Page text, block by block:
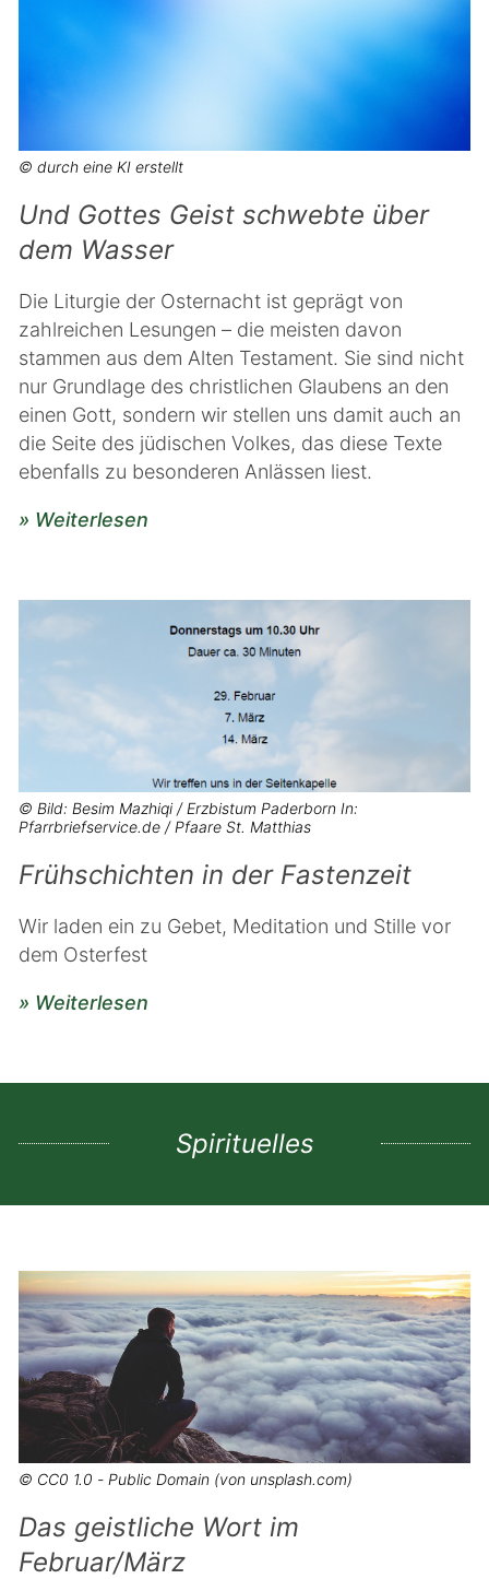
© durch eine KI erstellt
Und Gottes Geist schwebte über
dem Wasser
Die Liturgie der Osternacht ist geprägt von
zahlreichen Lesungen – die meisten davon
stammen aus dem Alten Testament. Sie sind nicht
nur Grundlage des christlichen Glaubens an den
einen Gott, sondern wir stellen uns damit auch an
die Seite des jüdischen Volkes, das diese Texte
ebenfalls zu besonderen Anlässen liest.
» Weiterlesen
© Bild: Besim Mazhiqi / Erzbistum Paderborn In:
Pfarrbriefservice.de / Pfaare St. Matthias
Frühschichten in der Fastenzeit
Wir laden ein zu Gebet, Meditation und Stille vor
dem Osterfest
» Weiterlesen
Spirituelles
© CC0 1.0 - Public Domain (von unsplash.com)
Das geistliche Wort im
Februar/März